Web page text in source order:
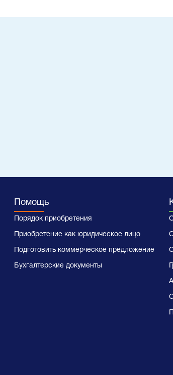
Помощь
Порядок приобретения
Приобретение как юридическое лицо
Подготовить коммерческое предложение
Бухгалтерские документы